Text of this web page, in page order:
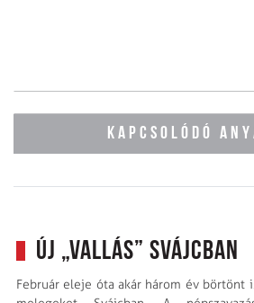
KAPCSOLÓDÓ
Új „vallás” Svájcban
Február eleje óta akár három év börtönt